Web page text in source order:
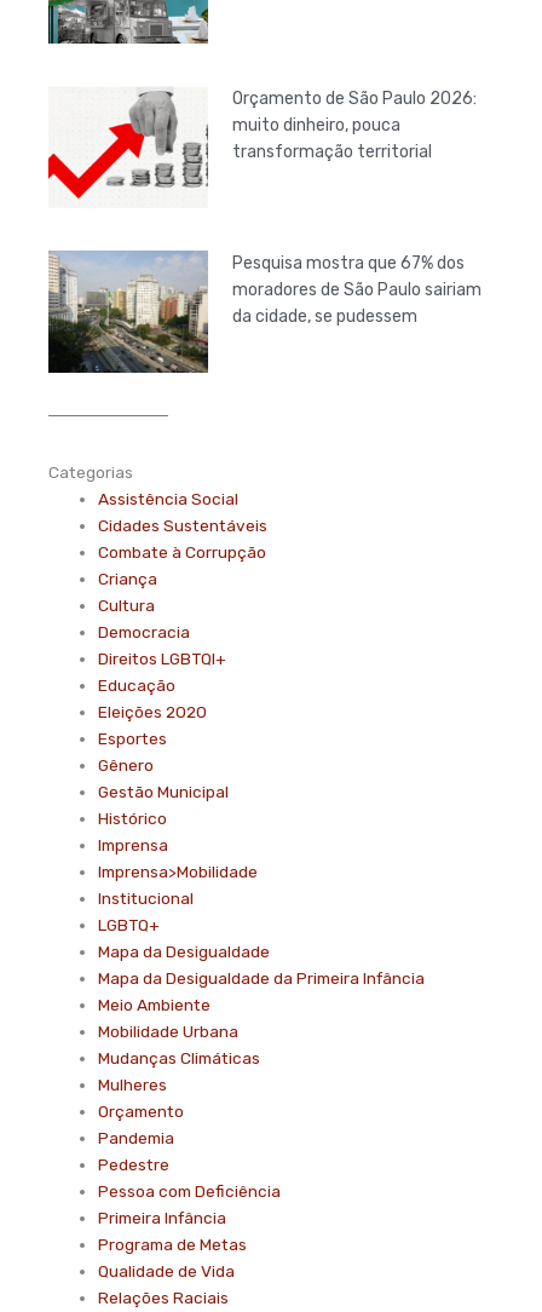
Orçamento de São Paulo 2026:
muito dinheiro, pouca
transformação territorial
Pesquisa mostra que 67% dos
moradores de São Paulo sairiam
da cidade, se pudessem
Categorias
Assistência Social
Cidades Sustentáveis
Combate à Corrupção
Criança
Cultura
Democracia
Direitos LGBTQI+
Educação
Eleições 2020
Esportes
Gênero
Gestão Municipal
Histórico
Imprensa
Imprensa>Mobilidade
Institucional
LGBTQ+
Mapa da Desigualdade
Mapa da Desigualdade da Primeira Infância
Meio Ambiente
Mobilidade Urbana
Mudanças Climáticas
Mulheres
Orçamento
Pandemia
Pedestre
Pessoa com Deficiência
Primeira Infância
Programa de Metas
Qualidade de Vida
Relações Raciais